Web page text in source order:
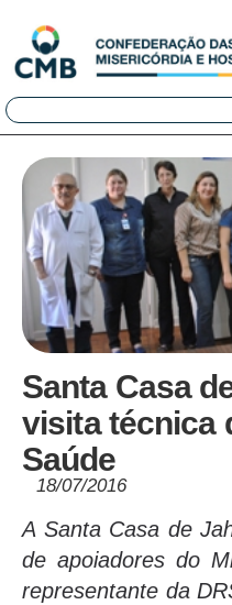
Santa Casa
visita técnica
Saúde
18/07/2016
A Santa Casa de
de apoiadores do
representante da